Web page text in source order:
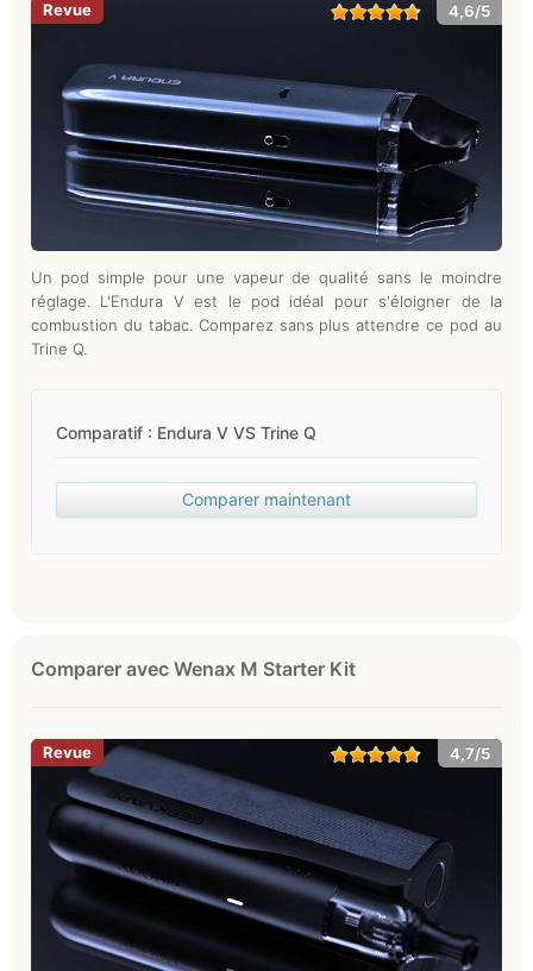
4,6/5
Un pod simple pour une vapeur de qualité sans le moindre
réglage. L'Endura V est le pod idéal pour s'éloigner de la
combustion du tabac. Comparez sans plus attendre ce pod au
Trine Q.
Comparatif : Endura V VS Trine Q
Comparer maintenant
Comparer avec Wenax M Starter Kit
4,7/5